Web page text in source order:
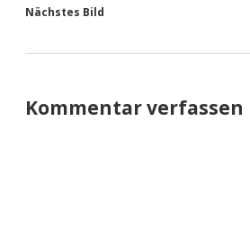
Nächstes Bild
Kommentar verfassen